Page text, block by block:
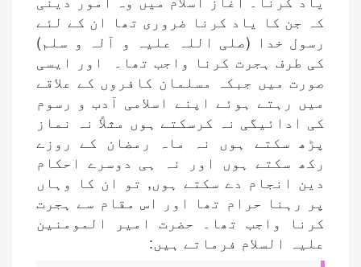
کہ جن کا یاد کرنا ضروری تھا ان کے لئے
رسول خدا (صلی اللہ علیہ و آلہ و سلم)
کی طرف ہجرت کرنا واجب تھا۔ اور ایسی
صورت میں جبکہ مسلمان کافروں کے علاقے
میں رہتے ہوئے اپنے اسلامی آدب و رسوم
کی ادائیگی نہ کرسکتے ہوں مثلاً نہ نماز
پڑھ سکتے ہوں نہ ماہ رمضان کے روزے
رکھ سکتے ہوں اور نہ ہی دوسرے احکام
دین انجام دے سکتے ہوں, تو ان کا وہاں
پر رہنا حرام تھا اور اس مقام سے ہجرت
کرنا واجب تھا۔ حضرت امیر المومنین
علیہ السلام فرماتے ہیں: